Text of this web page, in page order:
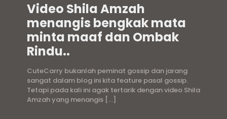
Video Shila Amzah
menangis bengkak mata
minta maaf dan Ombak
Rindu..
CuteCarry bukanlah peminat gossip dan jarang
sangat dalam blog ini kita feature pasal gossip.
Tetapi pada kali ini agak tertarik dengan video Shila
Amzah yang menangis […]